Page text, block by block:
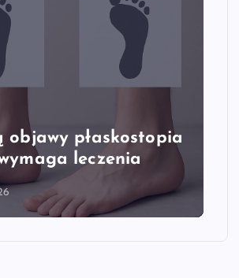
objawy płaskostopia
leczenia